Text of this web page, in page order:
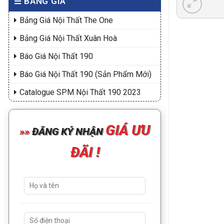
Bảng Giá Nội Thất The One
Bảng Giá Nội Thất Xuân Hoà
Báo Giá Nội Thất 190
Báo Giá Nội Thất 190 (Sản Phẩm Mới)
Catalogue SPM Nội Thất 190 2023
»»ĐĂNG KÝ NHẬN GIÁ ƯU
ĐÃI !